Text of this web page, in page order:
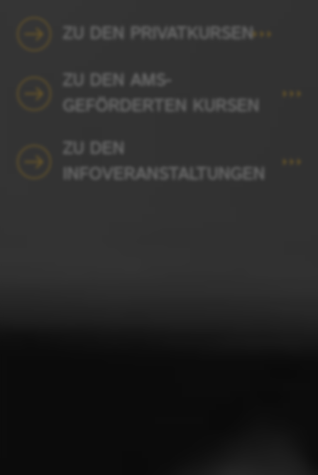
ZU DEN PRIVATKURSEN
ZU DEN AMS-
GEFÖRDERTEN KURSEN
ZU DEN
INFOVERANSTALTUNGEN